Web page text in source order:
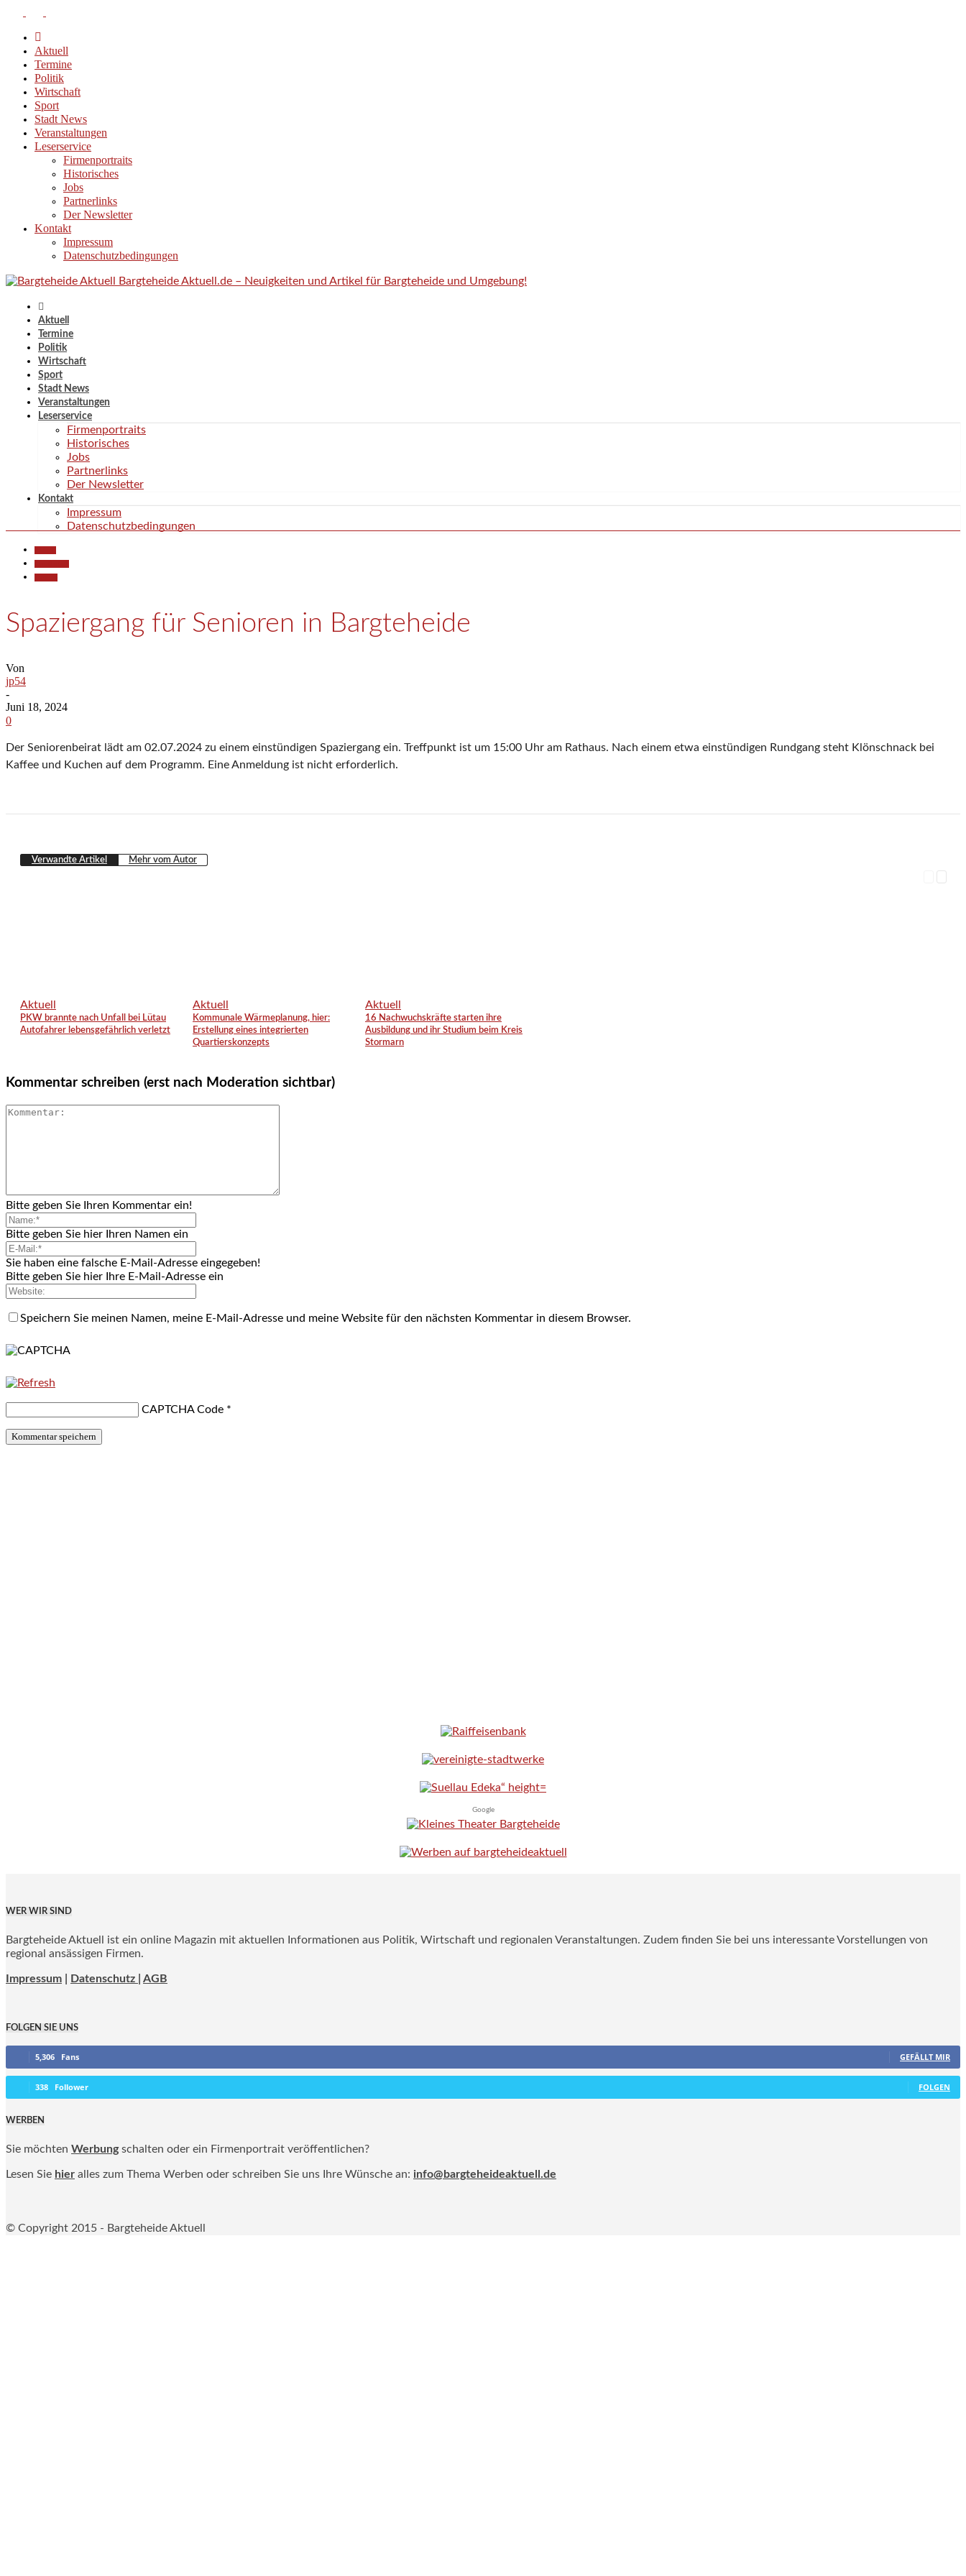
Aktuell
Termine
Politik
Wirtschaft
Sport
Stadt News
Veranstaltungen
Leserservice
Firmenportraits
Historisches
Jobs
Partnerlinks
Der Newsletter
Kontakt
Impressum
Datenschutzbedingungen
Bargteheide Aktuell.de – Neuigkeiten und Artikel für Bargteheide und Umgebung!
Aktuell
Termine
Politik
Wirtschaft
Sport
Stadt News
Veranstaltungen
Leserservice
Firmenportraits
Historisches
Jobs
Partnerlinks
Der Newsletter
Kontakt
Impressum
Datenschutzbedingungen
Spaziergang für Senioren in Bargteheide
Von
jp54
-
Juni 18, 2024
0
Der Seniorenbeirat lädt am 02.07.2024 zu einem einstündigen Spaziergang ein. Treffpunkt ist um 15:00 Uhr am Rathaus. Nach einem etwa einstündigen Rundgang steht Klönschnack bei
Kaffee und Kuchen auf dem Programm. Eine Anmeldung ist nicht erforderlich.
Verwandte Artikel Mehr vom Autor
Aktuell
PKW brannte nach Unfall bei Lütau
Autofahrer lebensgefährlich verletzt
Aktuell
Kommunale Wärmeplanung, hier:
Erstellung eines integrierten
Quartierskonzepts
Aktuell
16 Nachwuchskräfte starten ihre
Ausbildung und ihr Studium beim Kreis
Stormarn
Kommentar schreiben (erst nach Moderation sichtbar)
Bitte geben Sie Ihren Kommentar ein!
Bitte geben Sie hier Ihren Namen ein
Sie haben eine falsche E-Mail-Adresse eingegeben!
Bitte geben Sie hier Ihre E-Mail-Adresse ein
Speichern Sie meinen Namen, meine E-Mail-Adresse und meine Website für den nächsten Kommentar in diesem Browser.
CAPTCHA Code *
Google
WER WIR SIND
Bargteheide Aktuell ist ein online Magazin mit aktuellen Informationen aus Politik, Wirtschaft und regionalen Veranstaltungen. Zudem finden Sie bei uns interessante Vorstellungen von
regional ansässigen Firmen.
Impressum Datenschutz | AGB
FOLGEN SIE UNS
5,306 Fans GEFÄLLT MIR
338 Follower FOLGEN
WERBEN
Sie möchten Werbung schalten oder ein Firmenportrait veröffentlichen?
Lesen Sie hier alles zum Thema Werben oder schreiben Sie uns Ihre Wünsche an: info@bargteheideaktuell.de
© Copyright 2015 - Bargteheide Aktuell